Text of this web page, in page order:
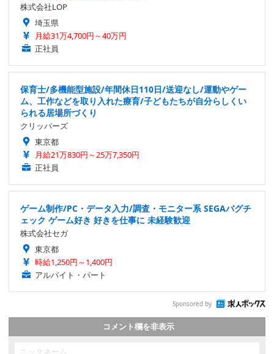
株式会社LOP
埼玉県
月給31万4,700円～40万円
正社員
保育士/多機能型施設/年間休日110日/送迎なし/運動やゲー
ム、工作などを取り入れた療育/子どもたちが自分らしくい
られる居場所づくり
クリッパーズ
東京都
月給21万830円～25万7,350円
正社員
ゲーム制作/PC・データ入力/調査・モニター系 SEGAバグチ
ェック ゲーム好き 好きを仕事に 未経験歓迎
株式会社セガ
東京都
時給1,250円～1,400円
アルバイト・パート
Sponsored by
コメント欄を非表示